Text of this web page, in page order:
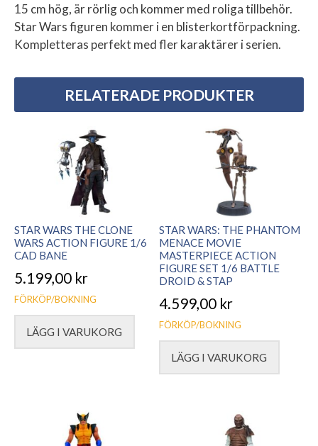
15 cm hög, är rörlig och kommer med roliga tillbehör.
Star Wars figuren kommer i en blisterkortförpackning.
Kompletteras perfekt med fler karaktärer i serien.
RELATERADE PRODUKTER
STAR WARS THE CLONE
WARS ACTION FIGURE 1/6
CAD BANE
5.199,00 kr
FÖRKÖP/BOKNING
LÄGG I VARUKORG
STAR WARS: THE PHANTOM
MENACE MOVIE
MASTERPIECE ACTION
FIGURE SET 1/6 BATTLE
DROID & STAP
4.599,00 kr
FÖRKÖP/BOKNING
LÄGG I VARUKORG